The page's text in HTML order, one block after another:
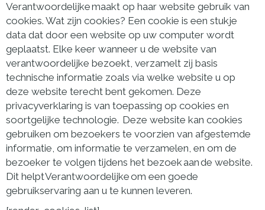
Verantwoordelijke maakt op haar website gebruik van
cookies. Wat zijn cookies? Een cookie is een stukje
data dat door een website op uw computer wordt
geplaatst. Elke keer wanneer u de website van
verantwoordelijke bezoekt, verzamelt zij basis
technische informatie zoals via welke website u op
deze website terecht bent gekomen. Deze
privacyverklaring is van toepassing op cookies en
soortgelijke technologie. Deze website kan cookies
gebruiken om bezoekers te voorzien van afgestemde
informatie, om informatie te verzamelen, en om de
bezoeker te volgen tijdens het bezoek aan de website.
Dit helpt Verantwoordelijke om een goede
gebruikservaring aan u te kunnen leveren.